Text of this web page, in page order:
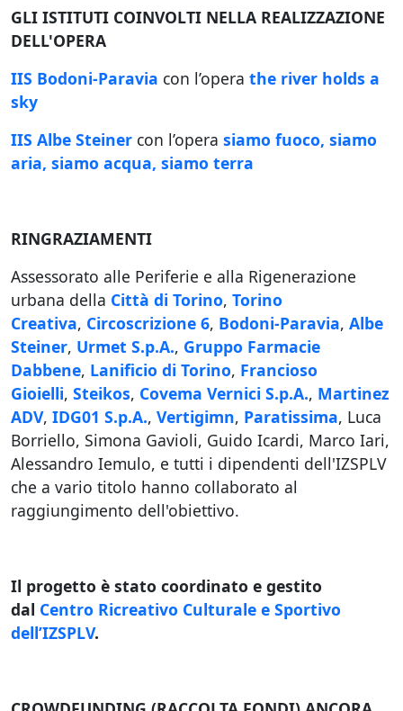
GLI ISTITUTI COINVOLTI NELLA REALIZZAZIONE
DELL'OPERA
IIS Bodoni-Paravia con l’opera the river holds a
sky
IIS Albe Steiner con l’opera siamo fuoco, siamo
aria, siamo acqua, siamo terra
RINGRAZIAMENTI
Assessorato alle Periferie e alla Rigenerazione
urbana della Città di Torino, Torino
Creativa, Circoscrizione 6, Bodoni-Paravia, Albe
Steiner, Urmet S.p.A., Gruppo Farmacie
Dabbene, Lanificio di Torino, Francioso
Gioielli, Steikos, Covema Vernici S.p.A., Martinez
ADV, IDG01 S.p.A., Vertigimn, Paratissima, Luca
Borriello, Simona Gavioli, Guido Icardi, Marco Iari,
Alessandro Iemulo, e tutti i dipendenti dell'IZSPLV
che a vario titolo hanno collaborato al
raggiungimento dell'obiettivo.
Il progetto è stato coordinato e gestito
dal Centro Ricreativo Culturale e Sportivo
dell’IZSPLV.